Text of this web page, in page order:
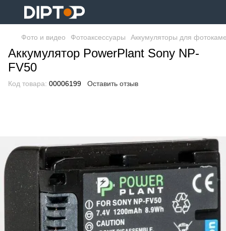
Фото и видео Фотоаксессуары Аккумуляторы для
Аккумулятор PowerPlant Sony NP-
FV50
Код товара: 00006199 Оставить отзыв